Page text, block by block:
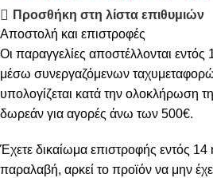
Προσθήκη στη λίστα επιθυμιών
Αποστολή και επιστροφές
Οι παραγγελίες αποστέλλονται
μέσω συνεργαζόμενων
υπολογίζεται κατά την ολοκλήρωση
δωρεάν για αγορές άνω των 500€.
Έχετε δικαίωμα επιστροφής εντός
παραλαβή, αρκεί το προϊόν να μην